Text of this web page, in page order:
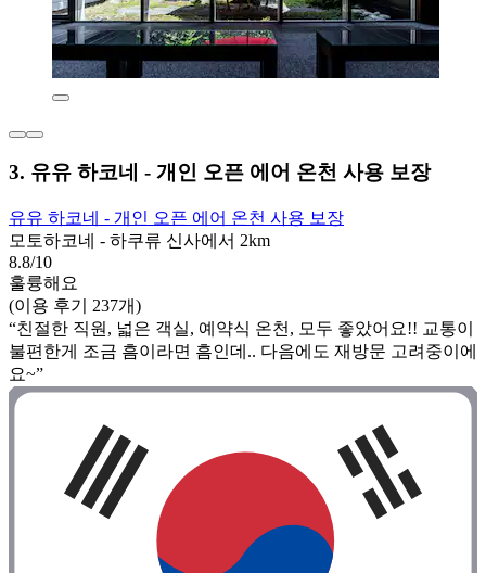
3. 유유 하코네 - 개인 오픈 에어 온천 사용 보장
유유 하코네 - 개인 오픈 에어 온천 사용 보장
모토하코네 - 하쿠류 신사에서 2km
8.8/10
훌륭해요
(이용 후기 237개)
“친절한 직원, 넓은 객실, 예약식 온천, 모두 좋았어요!! 교통이
불편한게 조금 흠이라면 흠인데.. 다음에도 재방문 고려중이에
요~”